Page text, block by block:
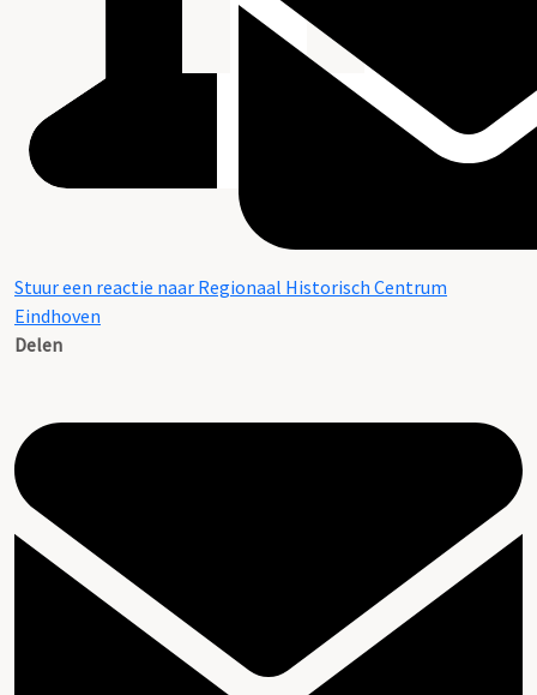
Stuur een reactie naar Regionaal Historisch Centrum
Eindhoven
Delen